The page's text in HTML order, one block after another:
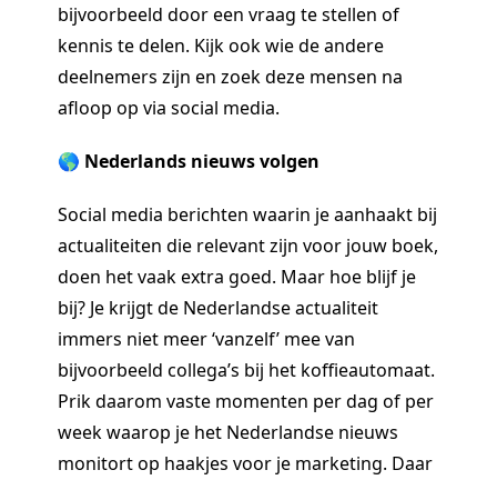
bijvoorbeeld door een vraag te stellen of
kennis te delen. Kijk ook wie de andere
deelnemers zijn en zoek deze mensen na
afloop op via social media.
🌎 Nederlands nieuws volgen
Social media berichten waarin je aanhaakt bij
actualiteiten die relevant zijn voor jouw boek,
doen het vaak extra goed. Maar hoe blijf je
bij? Je krijgt de Nederlandse actualiteit
immers niet meer ‘vanzelf’ mee van
bijvoorbeeld collega’s bij het koffieautomaat.
Prik daarom vaste momenten per dag of per
week waarop je het Nederlandse nieuws
monitort op haakjes voor je marketing. Daar